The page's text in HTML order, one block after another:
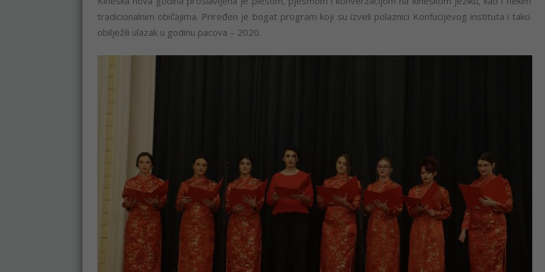
tradicionalnim običajima. Priređen je bogat program koji su izveli polaznici Konfucijevog instituta i tako
obilježili ulazak u godinu pacova – 2020.